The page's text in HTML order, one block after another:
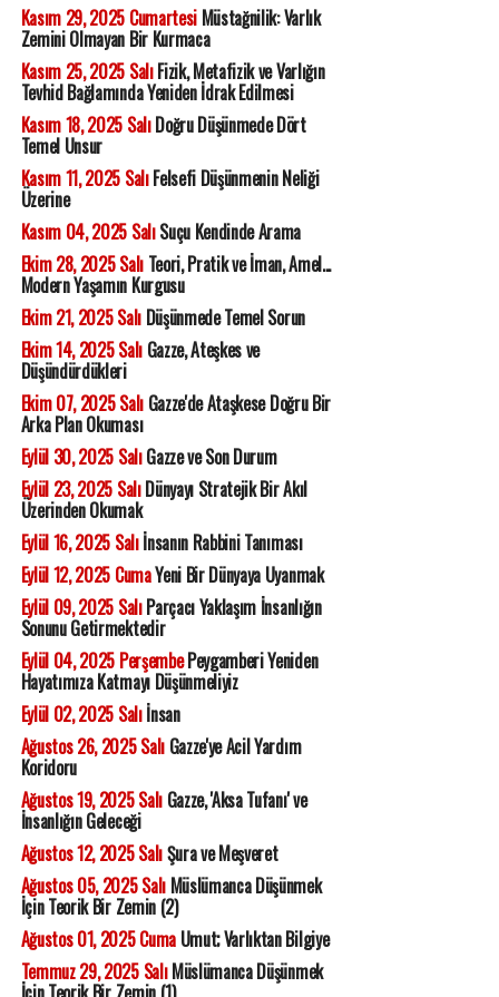
Kasım 29, 2025 CumartesiMüstağnilik: Varlık
Zemini Olmayan Bir Kurmaca
Kasım 25, 2025 SalıFizik, Metafizik ve Varlığın
Tevhid Bağlamında Yeniden İdrak Edilmesi
Kasım 18, 2025 SalıDoğru Düşünmede Dört
Temel Unsur
Kasım 11, 2025 SalıFelsefi Düşünmenin Neliği
Üzerine
Kasım 04, 2025 SalıSuçu Kendinde Arama
Ekim 28, 2025 SalıTeori, Pratik ve İman, Amel...
Modern Yaşamın Kurgusu
Ekim 21, 2025 SalıDüşünmede Temel Sorun
Ekim 14, 2025 SalıGazze, Ateşkes ve
Düşündürdükleri
Ekim 07, 2025 SalıGazze'de Ataşkese Doğru Bir
Arka Plan Okuması
Eylül 30, 2025 SalıGazze ve Son Durum
Eylül 23, 2025 SalıDünyayı Stratejik Bir Akıl
Üzerinden Okumak
Eylül 16, 2025 Salıİnsanın Rabbini Tanıması
Eylül 12, 2025 CumaYeni Bir Dünyaya Uyanmak
Eylül 09, 2025 SalıParçacı Yaklaşım İnsanlığın
Sonunu Getirmektedir
Eylül 04, 2025 PerşembePeygamberi Yeniden
Hayatımıza Katmayı Düşünmeliyiz
Eylül 02, 2025 Salıİnsan
Ağustos 26, 2025 SalıGazze'ye Acil Yardım
Koridoru
Ağustos 19, 2025 SalıGazze, 'Aksa Tufanı' ve
İnsanlığın Geleceği
Ağustos 12, 2025 SalıŞura ve Meşveret
Ağustos 05, 2025 SalıMüslümanca Düşünmek
İçin Teorik Bir Zemin (2)
Ağustos 01, 2025 CumaUmut; Varlıktan Bilgiye
Temmuz 29, 2025 SalıMüslümanca Düşünmek